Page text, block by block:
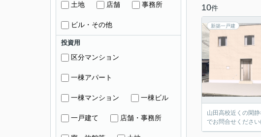
10件
新築一戸建
山田高校近くの閑
でお問合せくださ
土地 店舗 事務所
ビル・その他
投資用
区分マンション
一棟アパート
一棟マンション 一棟ビル
一戸建て 店舗・事務所